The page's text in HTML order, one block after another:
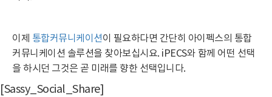
이제 통합커뮤니케이션이 필요하다면 간단히 아이펙스의 통합
커뮤니케이션 솔루션을 찾아보십시요. iPECS와 함께 어떤 선택
을 하시던 그것은 곧 미래를 향한 선택입니다.
[Sassy_Social_Share]